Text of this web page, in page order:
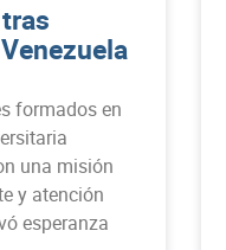
formados en
una misión
y atención
esperanza